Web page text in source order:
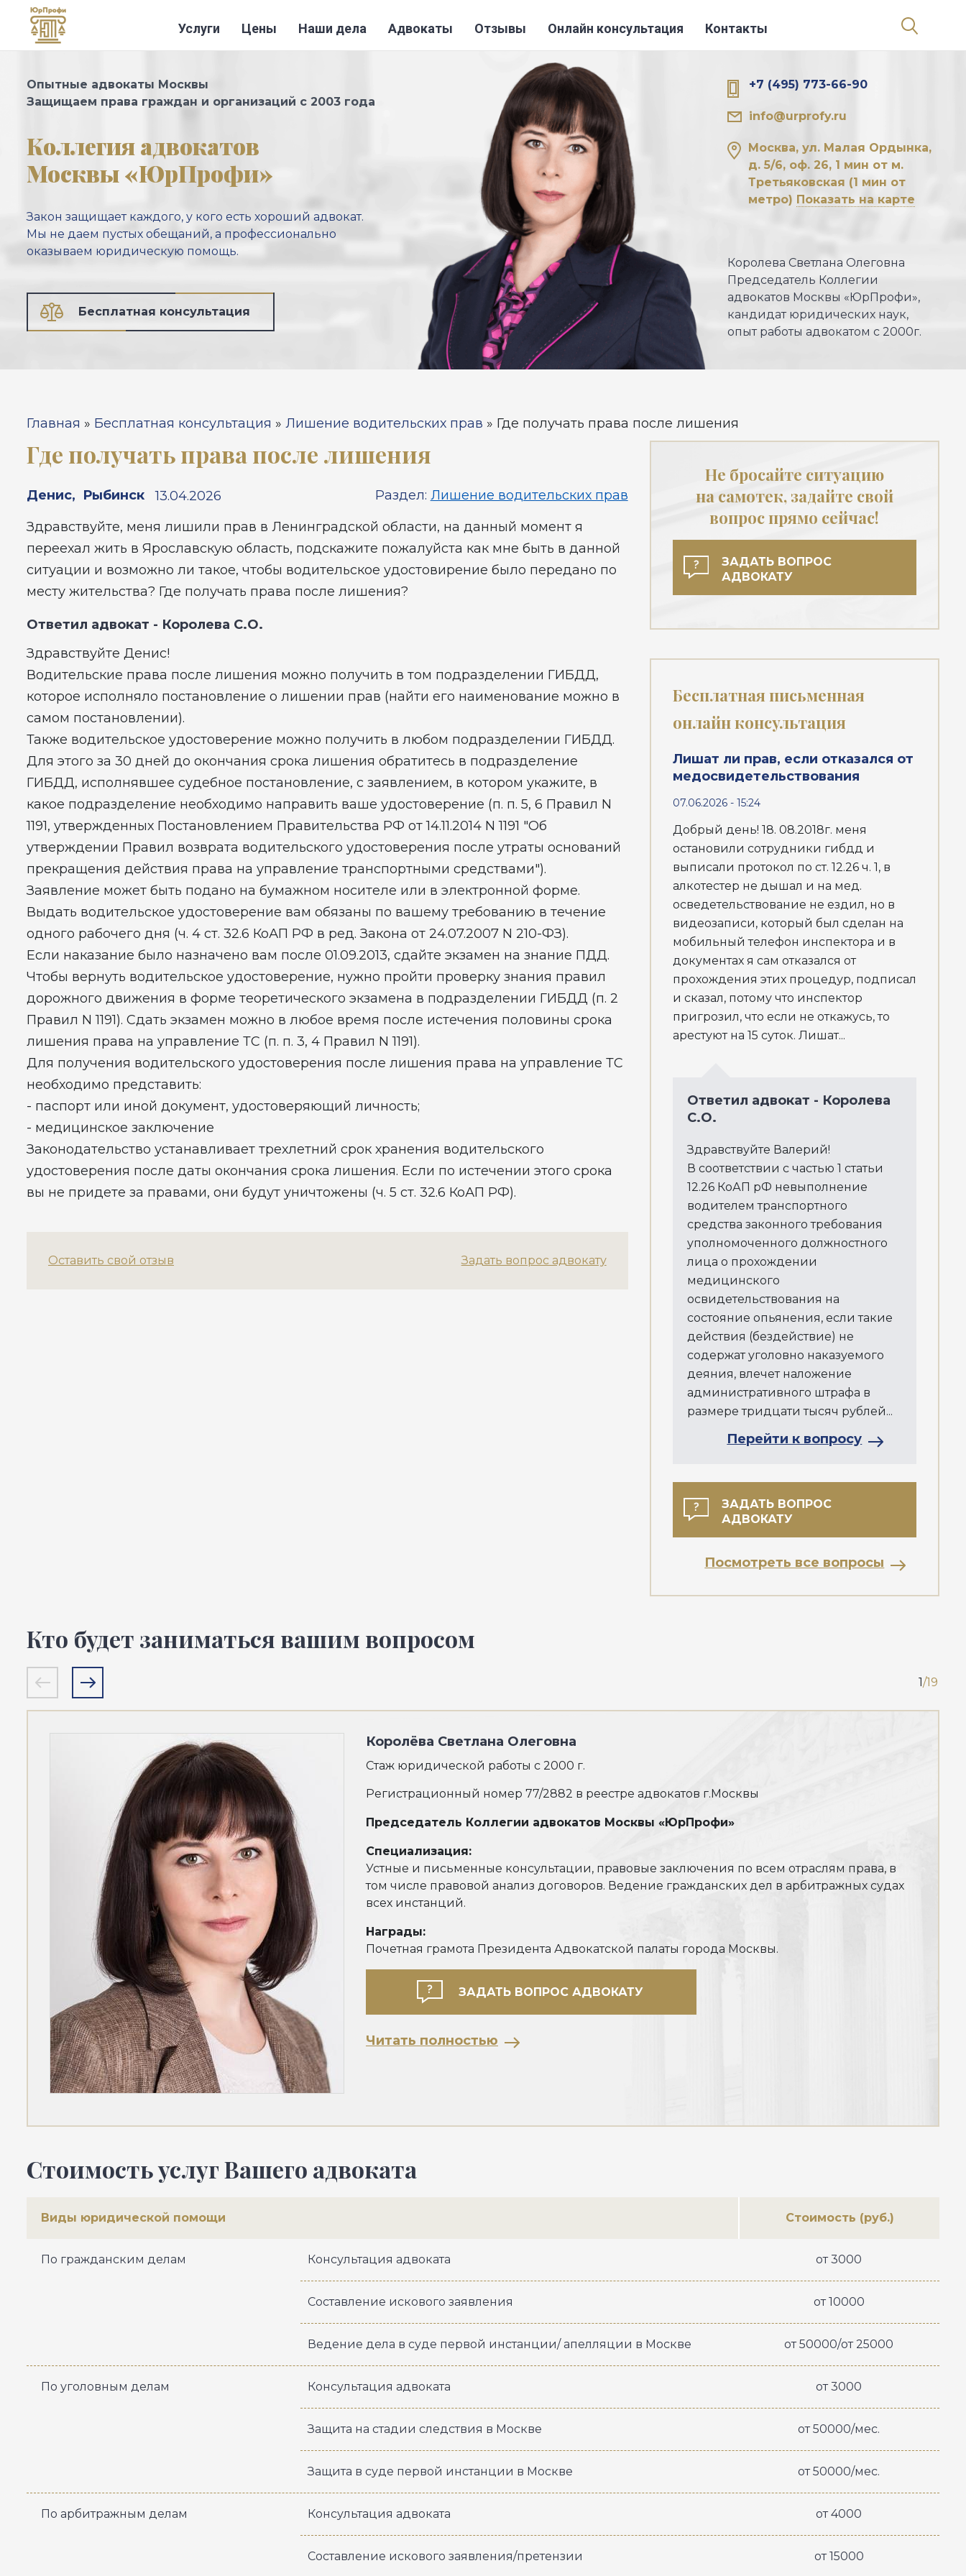
Услуги Цены Наши дела Адвокаты Отзывы Онлайн консультация Контакты
Опытные адвокаты Москвы
Защищаем права граждан и организаций с 2003 года
Коллегия адвокатов
Москвы «ЮрПрофи»
Закон защищает каждого, у кого есть хороший адвокат.
Мы не даем пустых обещаний, а профессионально
оказываем юридическую помощь.
Бесплатная консультация
+7 (495) 773-66-90
info@urprofy.ru
Москва, ул. Малая Ордынка,
д. 5/6, оф. 26, 1 мин от м.
Третьяковская (1 мин от
метро) Показать на карте
Королева Светлана Олеговна
Председатель Коллегии
адвокатов Москвы «ЮрПрофи»,
кандидат юридических наук,
опыт работы адвокатом с 2000г.
Вы здесь
Главная » Бесплатная консультация » Лишение водительских прав » Где получать права после лишения
Где получать права после лишения
Денис, Рыбинск 13.04.2026 Раздел: Лишение водительских прав
Здравствуйте, меня лишили прав в Ленинградской области, на данный момент я
переехал жить в Ярославскую область, подскажите пожалуйста как мне быть в данной
ситуации и возможно ли такое, чтобы водительское удостовирение было передано по
месту жительства? Где получать права после лишения?
Ответил адвокат - Королева С.О.
Здравствуйте Денис!
Водительские права после лишения можно получить в том подразделении ГИБДД,
которое исполняло постановление о лишении прав (найти его наименование можно в
самом постановлении).
Также водительское удостоверение можно получить в любом подразделении ГИБДД.
Для этого за 30 дней до окончания срока лишения обратитесь в подразделение
ГИБДД, исполнявшее судебное постановление, с заявлением, в котором укажите, в
какое подразделение необходимо направить ваше удостоверение (п. п. 5, 6 Правил N
1191, утвержденных Постановлением Правительства РФ от 14.11.2014 N 1191 "Об
утверждении Правил возврата водительского удостоверения после утраты оснований
прекращения действия права на управление транспортными средствами").
Заявление может быть подано на бумажном носителе или в электронной форме.
Выдать водительское удостоверение вам обязаны по вашему требованию в течение
одного рабочего дня (ч. 4 ст. 32.6 КоАП РФ в ред. Закона от 24.07.2007 N 210-ФЗ).
Если наказание было назначено вам после 01.09.2013, сдайте экзамен на знание ПДД.
Чтобы вернуть водительское удостоверение, нужно пройти проверку знания правил
дорожного движения в форме теоретического экзамена в подразделении ГИБДД (п. 2
Правил N 1191). Сдать экзамен можно в любое время после истечения половины срока
лишения права на управление ТС (п. п. 3, 4 Правил N 1191).
Для получения водительского удостоверения после лишения права на управление ТС
необходимо представить:
- паспорт или иной документ, удостоверяющий личность;
- медицинское заключение
Законодательство устанавливает трехлетний срок хранения водительского
удостоверения после даты окончания срока лишения. Если по истечении этого срока
вы не придете за правами, они будут уничтожены (ч. 5 ст. 32.6 КоАП РФ).
Оставить свой отзыв Задать вопрос адвокату
Не бросайте ситуацию
на самотек, задайте свой
вопрос прямо сейчас!
ЗАДАТЬ ВОПРОС
АДВОКАТУ
Бесплатная письменная
онлайн консультация
Лишат ли прав, если отказался от
медосвидетельствования
07.06.2026 - 15:24
Добрый день! 18. 08.2018г. меня
остановили сотрудники гибдд и
выписали протокол по ст. 12.26 ч. 1, в
алкотестер не дышал и на мед.
осведетельствование не ездил, но в
видеозаписи, который был сделан на
мобильный телефон инспектора и в
документах я сам отказался от
прохождения этих процедур, подписал
и сказал, потому что инспектор
пригрозил, что если не откажусь, то
арестуют на 15 суток. Лишат...
Ответил адвокат - Королева
С.О.
Здравствуйте Валерий!
В соответствии с частью 1 статьи
12.26 КоАП рФ невыполнение
водителем транспортного
средства законного требования
уполномоченного должностного
лица о прохождении
медицинского
освидетельствования на
состояние опьянения, если такие
действия (бездействие) не
содержат уголовно наказуемого
деяния, влечет наложение
административного штрафа в
размере тридцати тысяч рублей...
Перейти к вопросу
ЗАДАТЬ ВОПРОС
АДВОКАТУ
Посмотреть все вопросы
Кто будет заниматься вашим вопросом
1/19
Королёва Светлана Олеговна
Стаж юридической работы с 2000 г.
Регистрационный номер 77/2882 в реестре адвокатов г.Москвы
Председатель Коллегии адвокатов Москвы «ЮрПрофи»
Специализация:
Устные и письменные консультации, правовые заключения по всем отраслям права, в
том числе правовой анализ договоров. Ведение гражданских дел в арбитражных судах
всех инстанций.
Награды:
Почетная грамота Президента Адвокатской палаты города Москвы.
ЗАДАТЬ ВОПРОС АДВОКАТУ
Читать полностью
Стоимость услуг Вашего адвоката
Виды юридической помощи Стоимость (руб.)
По гражданским делам Консультация адвоката от 3000
Составление искового заявления от 10000
Ведение дела в суде первой инстанции/ апелляции в Москве от 50000/от 25000
По уголовным делам Консультация адвоката от 3000
Защита на стадии следствия в Москве от 50000/мес.
Защита в суде первой инстанции в Москве от 50000/мес.
По арбитражным делам Консультация адвоката от 4000
Составление искового заявления/претензии от 15000